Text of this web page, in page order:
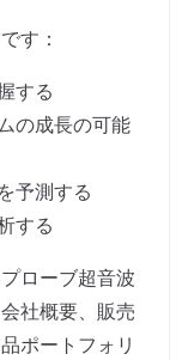
す：
する
の成長の可能
予測する
する
ローブ超音波
社概要、販売
ポートフォリ